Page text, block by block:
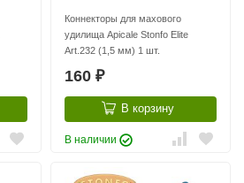
Коннекторы для махового
удилища Apicale Stonfo Elite
Art.232 (1,5 мм) 1 шт.
160 ₽
В корзину
В наличии